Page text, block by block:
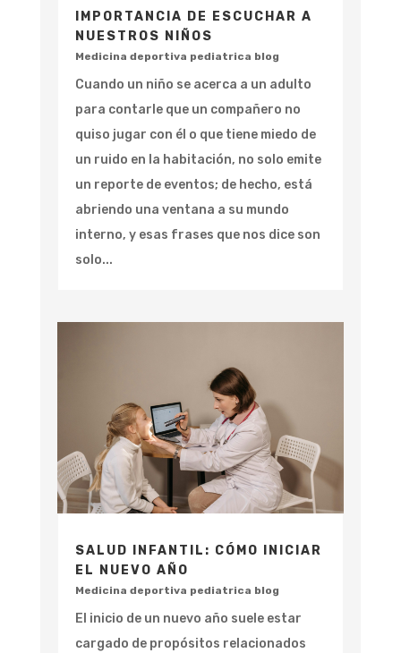
IMPORTANCIA DE ESCUCHAR A
NUESTROS NIÑOS
Medicina deportiva pediatrica blog
Cuando un niño se acerca a un adulto
para contarle que un compañero no
quiso jugar con él o que tiene miedo de
un ruido en la habitación, no solo emite
un reporte de eventos; de hecho, está
abriendo una ventana a su mundo
interno, y esas frases que nos dice son
solo...
SALUD INFANTIL: CÓMO INICIAR
EL NUEVO AÑO
Medicina deportiva pediatrica blog
El inicio de un nuevo año suele estar
cargado de propósitos relacionados